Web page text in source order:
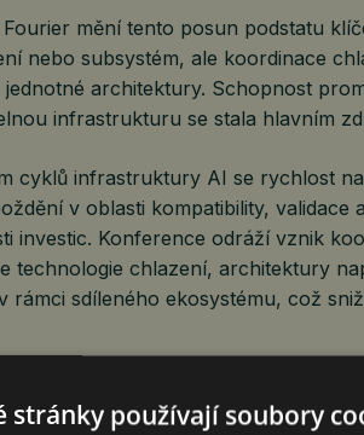
mění tento posun podstatu
nebo subsystém, ale koordinace
architektury. Schopnost
infrastrukturu se stala hlavním
cyklů infrastruktury AI se rychlost
v oblasti kompatibility, validace
investic. Konference odráží vznik
technologie chlazení, architektury
rámci sdíleného ekosystému, což
Prefabrikace, integrace ve
stránky používají soubory